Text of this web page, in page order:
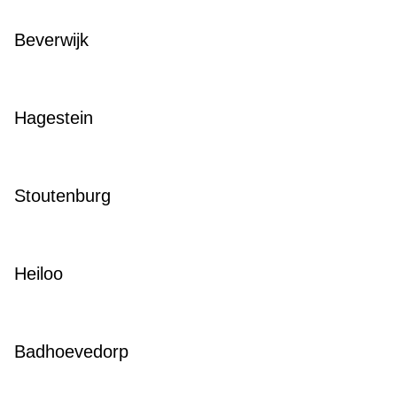
Beverwijk
Hagestein
Stoutenburg
Heiloo
Badhoevedorp